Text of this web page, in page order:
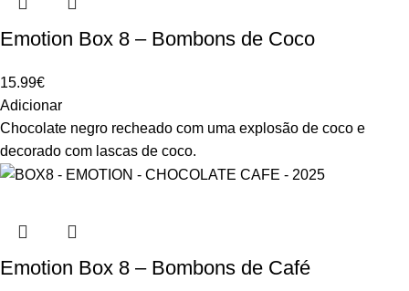
Emotion Box 8 – Bombons de Coco
15.99€
Adicionar
Chocolate negro recheado com uma explosão de coco e
decorado com lascas de coco.
Emotion Box 8 – Bombons de Café